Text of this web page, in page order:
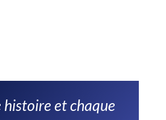
histoire et chaque